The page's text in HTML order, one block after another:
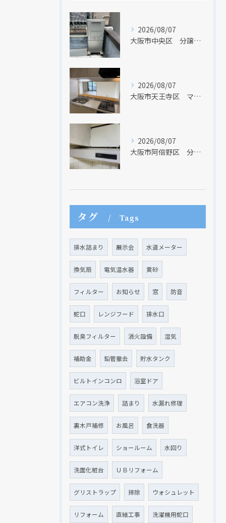
2026/08/07
大阪市中央区 分譲マンションの給湯器取替リフォーム工事 UV除菌機能搭載給湯器
2026/08/07
大阪市天王寺区 マンションのキッチン取替及び内装リフォーム工事 クリナップ
2026/08/07
大阪市阿倍野区 分譲マンションのレンジフード取替リフォーム工事 タカラスタンダード
タグ Tags
排水詰まり 展示会 水道メーター
換気扇 電気温水器 黄砂
フィルター お知らせ 窓 防音
蛇口 レンジフード 排水口
脱臭フィルター 消火設備 湿気
補助金 鉛管撤去 貯水タンク
ビルトインコンロ 浴室ドア
エアコン洗浄 詰まり 水漏れ修理
裏木戸補修 お風呂 食洗器
洋式トイレ ショールーム 水回り
洗面化粧台 ＵＢリフォーム
グリストラップ 掃除 ウォシュレット
リフォーム 直結工事 洗濯機用蛇口